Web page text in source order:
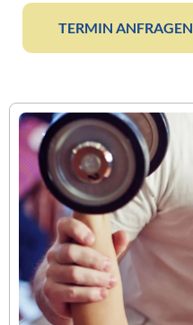
TERMIN ANFRAGEN